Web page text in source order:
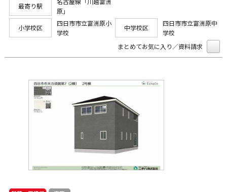
最寄り駅
原」
小学校区
四日市市立富洲原小
学校
中学校区
四日市市立富洲原中
学校
まとめてお気に入り／資料請求